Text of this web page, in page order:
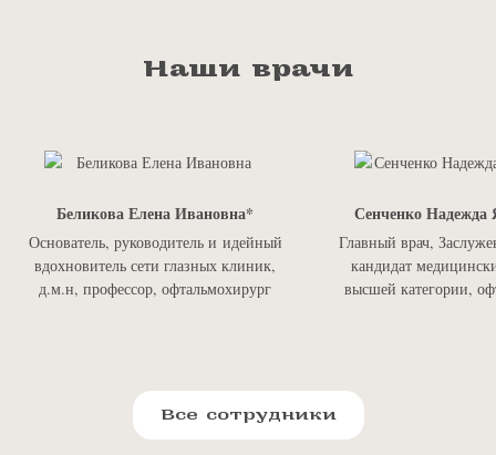
Наши врачи
Беликова Елена Ивановна
Основатель, руководитель и идейный
вдохновитель сети глазных клиник,
д.м.н, профессор, офтальмохирург
Сенченко Надежда
Главный врач,
кандидат
высшей категории,
Все сотрудники